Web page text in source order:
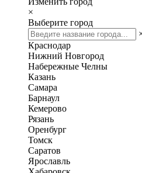
×
Выберите город
Краснодар
Нижний Новгород
Набережные Челны
Казань
Самара
Барнаул
Кемерово
Рязань
Оренбург
Томск
Саратов
Ярославль